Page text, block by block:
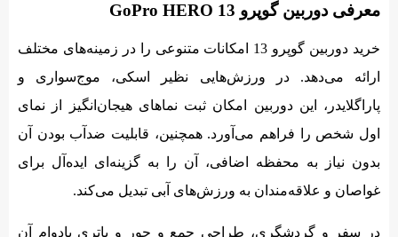
معرفی دوربین گوپرو GoPro HERO 13
خرید دوربین گوپرو 13 امکانات متنوعی را در زمینه‌های مختلف
ارائه می‌دهد. در ورزش‌هایی نظیر اسکی، موج‌سواری و
پاراگلایدر، این دوربین امکان ثبت نماهای هیجان‌انگیز از نمای
اول شخص را فراهم می‌آورد. همچنین، قابلیت ضدآب بودن آن
بدون نیاز به محفظه اضافی، آن را به گزینه‌ای ایده‌آل برای
غواصان و علاقه‌مندان به ورزش‌های آبی تبدیل می‌کند.
در سفر و گردشگری، طراحی جمع و جور و باتری بادوام آن